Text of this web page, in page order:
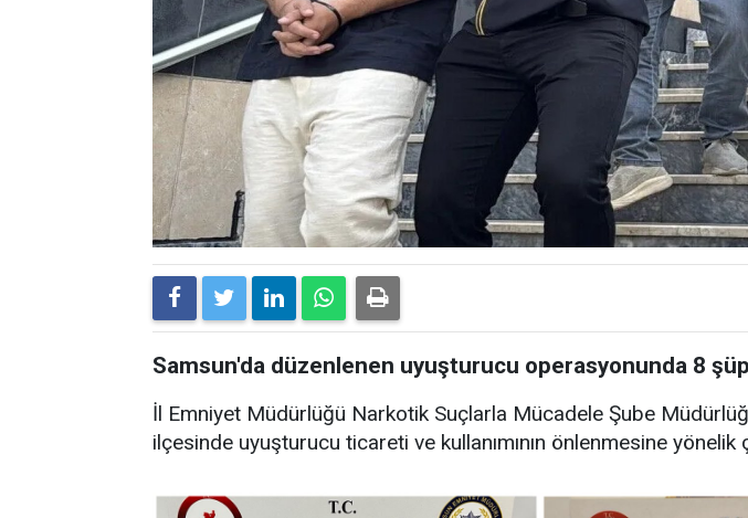
Samsun'da düzenlenen uyuşturucu operasyonunda 8
İl Emniyet Müdürlüğü Narkotik Suçlarla Mücadele Şube
ilçesinde uyuşturucu ticareti ve kullanımının önlenmesine yönelik